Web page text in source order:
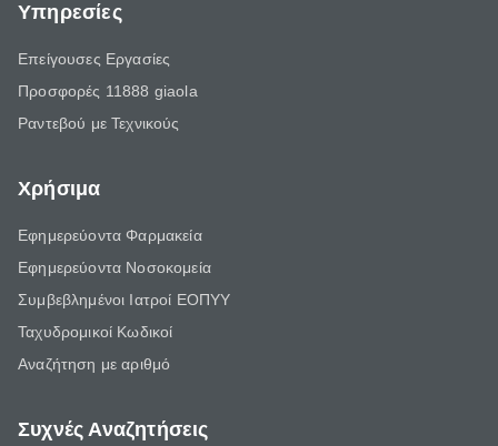
Υπηρεσίες
Επείγουσες Εργασίες
Προσφορές 11888 giaola
Ραντεβού με Τεχνικούς
Χρήσιμα
Εφημερεύοντα Φαρμακεία
Εφημερεύοντα Νοσοκομεία
Συμβεβλημένοι Ιατροί ΕΟΠΥΥ
Ταχυδρομικοί Κωδικοί
Αναζήτηση με αριθμό
Συχνές Αναζητήσεις